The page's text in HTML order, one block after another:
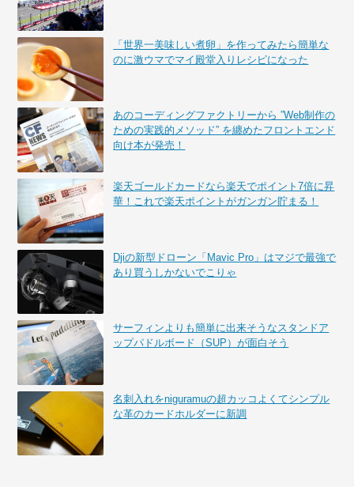
「世界一美味しい煮卵」を作ってみたら簡単な
のに激ウマでマイ殿堂入りレシピになった
あのコーディングファクトリーから ”Web制作の
ための実践的メソッド” を纏めたフロントエンド
向け本が発売！
楽天ゴールドカードなら楽天でポイント7倍に昇
華！これで楽天ポイントがガンガン貯まる！
Djiの新型ドローン「Mavic Pro」はマジで最強で
あり買うしかないでこりゃ
サーフィンよりも簡単に出来そうなスタンドア
ップパドルボード（SUP）が面白そう
名刺入れをniguramuの超カッコよくてシンプル
な革のカードホルダーに新調